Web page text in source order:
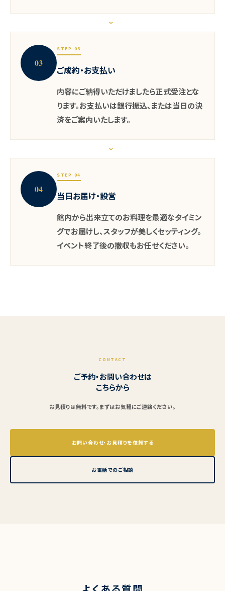
›
03
STEP 03
ご成約・お支払い
内容にご納得いただけましたら正式受注とな
ります。お支払いは銀行振込、または当日の決
済をご案内いたします。
›
04
STEP 04
当日お届け・設営
館内から出来立てのお料理を最適なタイミン
グでお届けし、スタッフが美しくセッティング。
イベント終了後の撤収もお任せください。
CONTACT
ご予約・お問い合わせは
こちらから
お見積りは無料です。まずはお気軽にご連絡ください。
お問い合わせ・お見積りを依頼する
お電話でのご相談